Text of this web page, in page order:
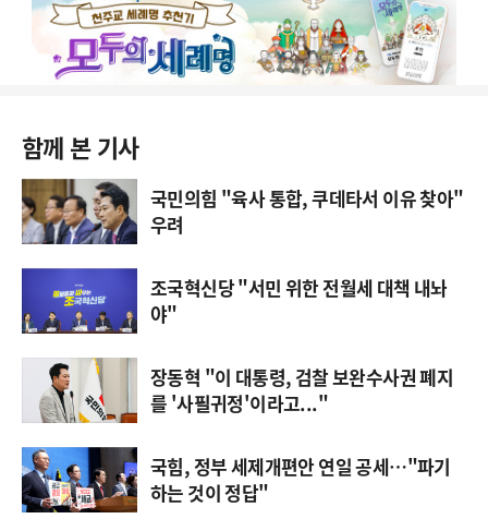
함께 본 기사
국민의힘 "육사 통합, 쿠데타서 이유 찾아"
우려
조국혁신당 "서민 위한 전월세 대책 내놔
야"
장동혁 "이 대통령, 검찰 보완수사권 폐지
를 '사필귀정'이라고..."
국힘, 정부 세제개편안 연일 공세…"파기
하는 것이 정답"